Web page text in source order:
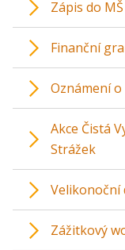
Zápis do MŠ
Finanční
Oznámení
Akce Čistá
Strážek
Velikonoční
Zážitkový